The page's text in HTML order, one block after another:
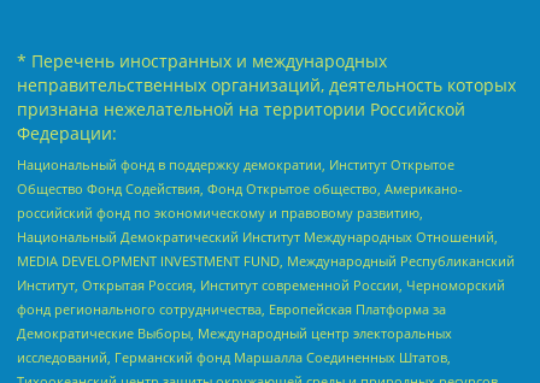
* Перечень иностранных и международных
неправительственных организаций, деятельность которых
признана нежелательной на территории Российской
Федерации:
Национальный фонд в поддержку демократии, Институт Открытое
Общество Фонд Содействия, Фонд Открытое общество, Американо-
российский фонд по экономическому и правовому развитию,
Национальный Демократический Институт Международных Отношений,
MEDIA DEVELOPMENT INVESTMENT FUND, Международный Республиканский
Институт, Открытая Россия, Институт современной России, Черноморский
фонд регионального сотрудничества, Европейская Платформа за
Демократические Выборы, Международный центр электоральных
исследований, Германский фонд Маршалла Соединенных Штатов,